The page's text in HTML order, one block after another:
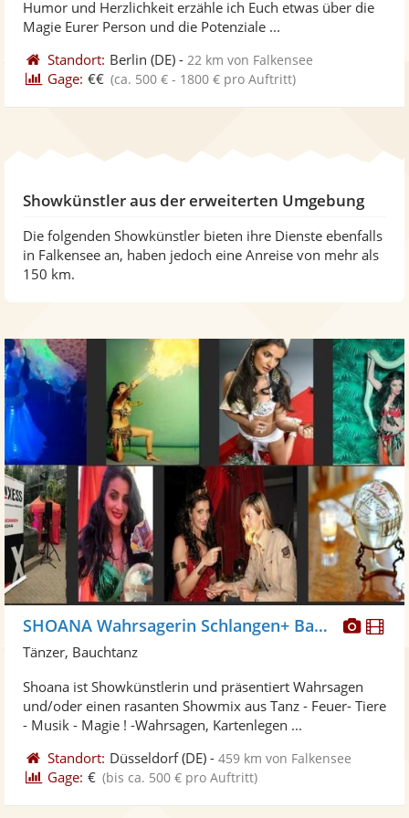
Humor und Herzlichkeit erzähle ich Euch etwas über die
Magie Eurer Person und die Potenziale ...
Standort: Berlin (DE) - 22 km von Falkensee
Gage: €€ (ca. 500 € - 1800 € pro Auftritt)
Showkünstler aus der erweiterten Umgebung
Die folgenden Showkünstler bieten ihre Dienste ebenfalls
in Falkensee an, haben jedoch eine Anreise von mehr als
150 km.
Fotos
SHOANA Wahrsagerin Schlangen+ Bauchtanz
Tänzer, Bauchtanz
Shoana ist Showkünstlerin und präsentiert Wahrsagen
und/oder einen rasanten Showmix aus Tanz - Feuer- Tiere
- Musik - Magie ! -Wahrsagen, Kartenlegen ...
Standort: Düsseldorf(DE) -459 km von Falkensee
Gage: € (bis ca. 500 € pro Auftritt)